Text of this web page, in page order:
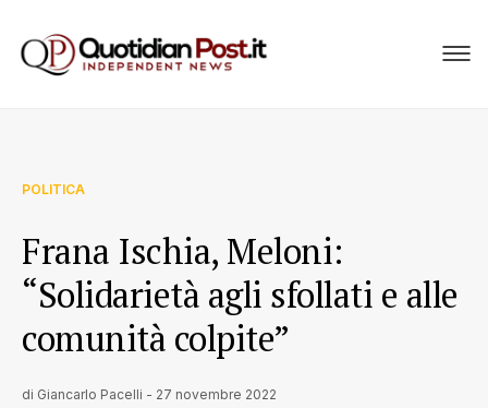
POLITICA
Frana Ischia, Meloni:
“Solidarietà agli sfollati e alle
comunità colpite”
di Giancarlo Pacelli - 27 novembre 2022